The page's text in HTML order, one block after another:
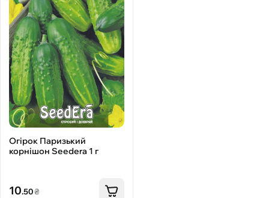
Огірок Паризький
корнішон Seedera 1 г
10.50₴